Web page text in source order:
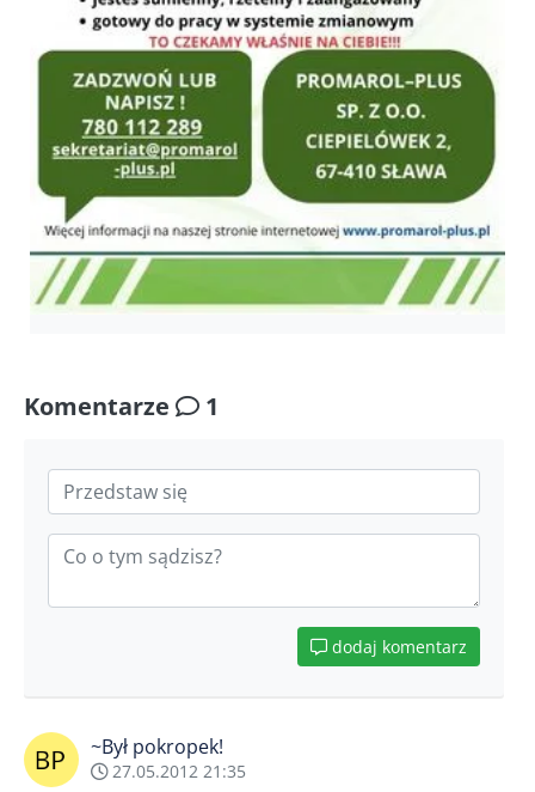
Komentarze 1
dodaj komentarz
~Był pokropek!
27.05.2012 21:35